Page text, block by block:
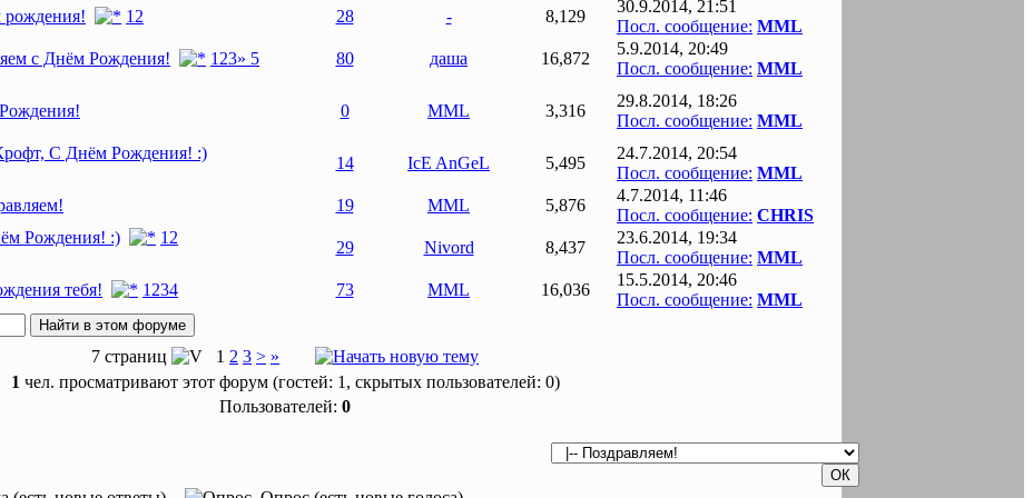
1 2 28 - 8,129
30.9.2014, 21:51
Посл. сообщение: MML
с Днём Рождения!
1 23» 5 80 даша 16,872
5.9.2014, 20:49
Посл. сообщение: MML
0 MML 3,316
29.8.2014, 18:26
Посл. сообщение: MML
С Днём Рождения! :)
14 IcE AnGeL 5,495
24.7.2014, 20:54
Посл. сообщение: MML
19 MML 5,876
4.7.2014, 11:46
Посл. сообщение: CHRIS
Рождения! :)
1 2
29 Nivord 8,437
23.6.2014, 19:34
Посл. сообщение: MML
тебя!
1 234 73 MML 16,036
15.5.2014, 20:46
Посл. сообщение: MML
7 страниц 1 2 3 > »
1 чел. просматривают этот форум (гостей: 1, скрытых пользователей: 0)
Пользователей: 0